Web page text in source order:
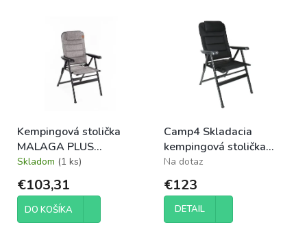
o
vd
u
k
t
o
Kempingová stolička
MALAGA PLUS
HOLIDAY TRAVEL
Skladom (1 ks)
€103,31
DO KOŠÍKA
Camp4 Skladacia
kempingová stolička
MALAGA BREEZE PLUS
nosnosť 120kg
Na dotaz
€123
DETAIL